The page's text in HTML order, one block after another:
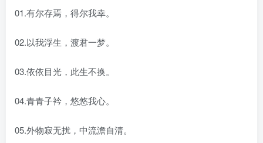
01.有尔存焉，得尔我幸。
02.以我浮生，渡君一梦。
03.依依目光，此生不换。
04.青青子衿，悠悠我心。
05.外物寂无扰，中流澹自清。